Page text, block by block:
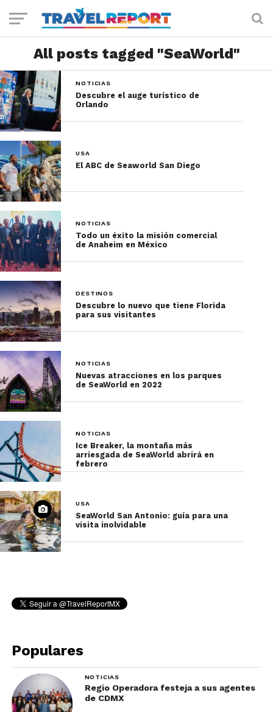
All posts tagged "SeaWorld"
NOTICIAS
Descubre el auge turístico de
Orlando
USA
El ABC de Seaworld San Diego
NOTICIAS
Todo un éxito la misión comercial
de Anaheim en México
DESTINOS
Descubre lo nuevo que tiene Florida
para sus visitantes
NOTICIAS
Nuevas atracciones en los parques
de SeaWorld en 2022
NOTICIAS
Ice Breaker, la montaña más
arriesgada de SeaWorld abrirá en
febrero
USA
SeaWorld San Antonio: guía para una
visita inolvidable
Populares
NOTICIAS
Regio Operadora festeja a sus agentes
de CDMX